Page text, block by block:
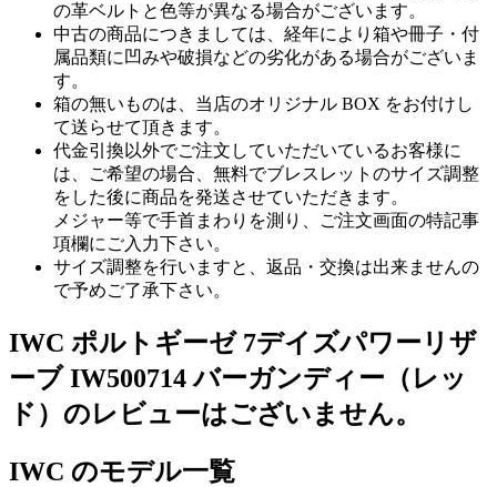
の革ベルトと色等が異なる場合がございます。
中古の商品につきましては、経年により箱や冊子・付
属品類に凹みや破損などの劣化がある場合がございま
す。
箱の無いものは、当店のオリジナル BOX をお付けし
て送らせて頂きます。
代金引換以外でご注文していただいているお客様に
は、ご希望の場合、無料でブレスレットのサイズ調整
をした後に商品を発送させていただきます。
メジャー等で手首まわりを測り、ご注文画面の特記事
項欄にご入力下さい。
サイズ調整を行いますと、返品・交換は出来ませんの
で予めご了承下さい。
IWC ポルトギーゼ 7デイズパワーリザ
ーブ IW500714 バーガンディー（レッ
ド）のレビューはございません。
IWC のモデル一覧